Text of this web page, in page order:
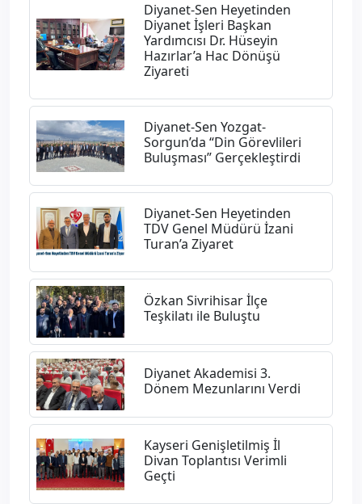
Diyanet-Sen Heyetinden
Diyanet İşleri Başkan
Yardımcısı Dr. Hüseyin
Hazırlar’a Hac Dönüşü
Ziyareti
Diyanet-Sen Yozgat-
Sorgun’da “Din Görevlileri
Buluşması” Gerçekleştirdi
Diyanet-Sen Heyetinden
TDV Genel Müdürü İzani
Turan’a Ziyaret
Özkan Sivrihisar İlçe
Teşkilatı ile Buluştu
Diyanet Akademisi 3.
Dönem Mezunlarını Verdi
Kayseri Genişletilmiş İl
Divan Toplantısı Verimli
Geçti